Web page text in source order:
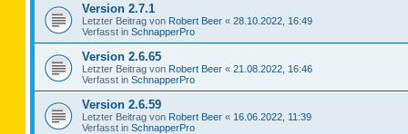
Version 2.7.1
Letzter Beitrag von Robert Beer « 28.10.2022, 16:49
Verfasst in SchnapperPro
Version 2.6.65
Letzter Beitrag von Robert Beer « 21.08.2022, 16:46
Verfasst in SchnapperPro
Version 2.6.59
Letzter Beitrag von Robert Beer « 16.06.2022, 11:39
Verfasst in SchnapperPro